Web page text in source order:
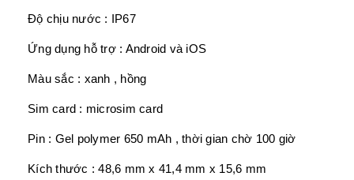
Độ chịu nước : IP67
Ứng dụng hỗ trợ : Android và iOS
Màu sắc : xanh , hồng
Sim card : microsim card
Pin : Gel polymer 650 mAh , thời gian chờ 100 giờ
Kích thước : 48,6 mm x 41,4 mm x 15,6 mm